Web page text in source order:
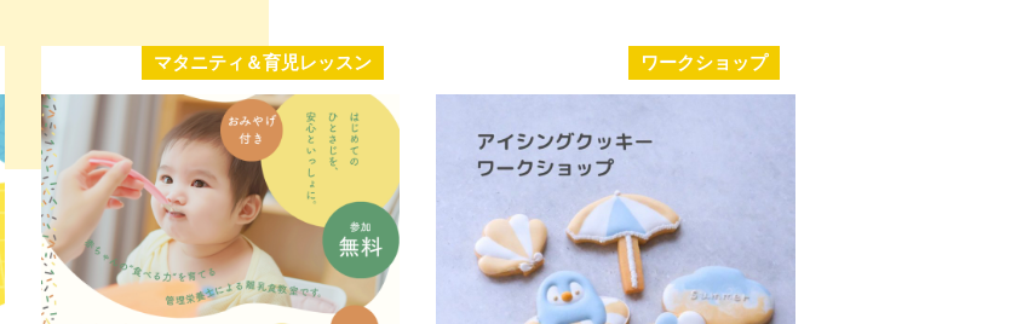
マタニティ＆育児レッスン ワークショップ